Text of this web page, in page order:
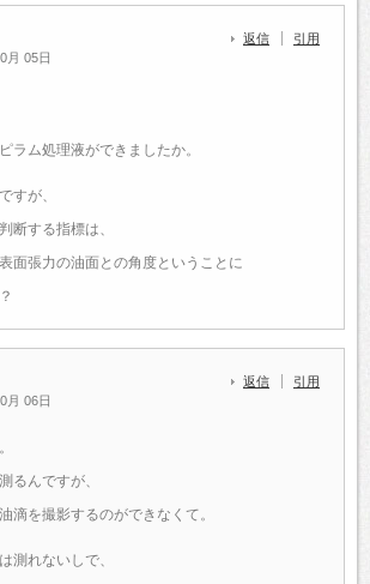
月 05日
返信 引用
ラム処理液ができましたか。
すが、
断する指標は、
面張力の油面との角度ということに
月 06日
返信 引用
るんですが、
滴を撮影するのができなくて。
測れないしで、